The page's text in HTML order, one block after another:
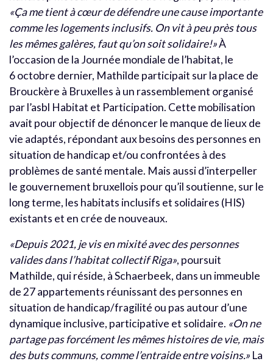
«Ça me tient à cœur de défendre une cause importante
comme les logements inclusifs. On vit à peu près tous
les mêmes galères, faut qu’on soit solidaire!»À
l’occasion de la Journée mondiale de l’habitat, le
6 octobre dernier, Mathilde participait sur la place de
Brouckère à Bruxelles à un rassemblement organisé
par l’asbl Habitat et Participation. Cette mobilisation
avait pour objectif de dénoncer le manque de lieux de
vie adaptés, répondant aux besoins des personnes en
situation de handicap et/ou confrontées à des
problèmes de santé mentale. Mais aussi d’interpeller
le gouvernement bruxellois pour qu’il soutienne, sur le
long terme, les habitats inclusifs et solidaires (HIS)
existants et en crée de nouveaux.
«Depuis 2021, je vis en mixité avec des personnes
valides dans l’habitat collectif Riga», poursuit
Mathilde, qui réside, à Schaerbeek, dans un immeuble
de 27 appartements réunissant des personnes en
situation de handicap/fragilité ou pas autour d’une
dynamique inclusive, participative et solidaire. «On ne
partage pas forcément les mêmes histoires de vie, mais
des buts communs, comme l’entraide entre voisins.» La